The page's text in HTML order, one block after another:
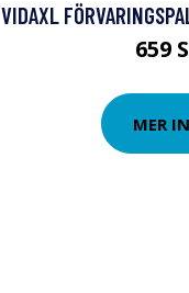
VIDAXL
659
MER